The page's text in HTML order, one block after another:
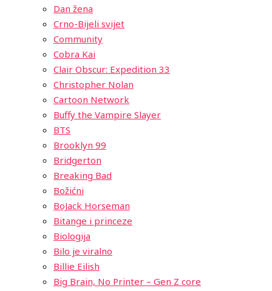
Dan žena
Crno-Bijeli svijet
Community
Cobra Kai
Clair Obscur: Expedition 33
Christopher Nolan
Cartoon Network
Buffy the Vampire Slayer
BTS
Brooklyn 99
Bridgerton
Breaking Bad
Božićni
BoJack Horseman
Bitange i princeze
Biologija
Bilo je viralno
Billie Eilish
Big Brain, No Printer – Gen Z core